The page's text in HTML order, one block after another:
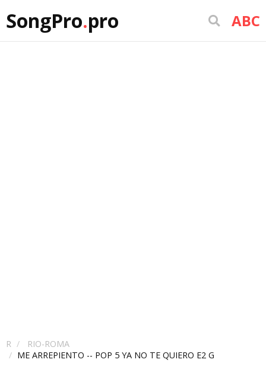
SongPro.pro ABC
R
RIO-ROMA
ME ARREPIENTO -- POP 5 YA NO TE QUIERO E2 G